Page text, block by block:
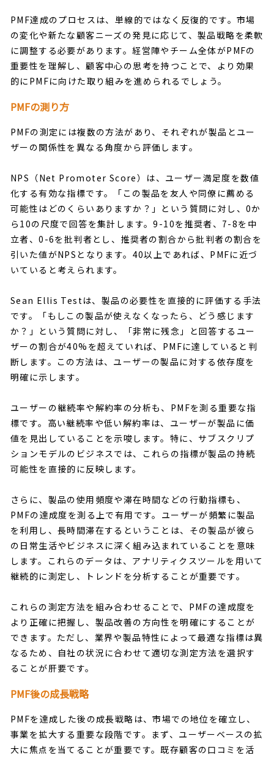
PMF達成のプロセスは、単線的ではなく反復的です。市場
の変化や新たな顧客ニーズの発見に応じて、製品戦略を柔軟
に調整する必要があります。経営陣やチーム全体がPMFの
重要性を理解し、顧客中心の思考を持つことで、より効果
的にPMFに向けた取り組みを進められるでしょう。
PMFの測り方
PMFの測定には複数の方法があり、それぞれが製品とユー
ザーの関係性を異なる角度から評価します。
NPS（Net Promoter Score）は、ユーザー満足度を数値
化する有効な指標です。「この製品を友人や同僚に薦める
可能性はどのくらいありますか？」という質問に対し、0か
ら10の尺度で回答を集計します。9-10を推奨者、7-8を中
立者、0-6を批判者とし、推奨者の割合から批判者の割合を
引いた値がNPSとなります。40以上であれば、PMFに近づ
いていると考えられます。
Sean Ellis Testは、製品の必要性を直接的に評価する手法
です。「もしこの製品が使えなくなったら、どう感じます
か？」という質問に対し、「非常に残念」と回答するユー
ザーの割合が40%を超えていれば、PMFに達していると判
断します。この方法は、ユーザーの製品に対する依存度を
明確に示します。
ユーザーの継続率や解約率の分析も、PMFを測る重要な指
標です。高い継続率や低い解約率は、ユーザーが製品に価
値を見出していることを示唆します。特に、サブスクリプ
ションモデルのビジネスでは、これらの指標が製品の持続
可能性を直接的に反映します。
さらに、製品の使用頻度や滞在時間などの行動指標も、
PMFの達成度を測る上で有用です。ユーザーが頻繁に製品
を利用し、長時間滞在するということは、その製品が彼ら
の日常生活やビジネスに深く組み込まれていることを意味
します。これらのデータは、アナリティクスツールを用いて
継続的に測定し、トレンドを分析することが重要です。
これらの測定方法を組み合わせることで、PMFの達成度を
より正確に把握し、製品改善の方向性を明確にすることが
できます。ただし、業界や製品特性によって最適な指標は異
なるため、自社の状況に合わせて適切な測定方法を選択す
ることが肝要です。
PMF後の成長戦略
PMFを達成した後の成長戦略は、市場での地位を確立し、
事業を拡大する重要な段階です。まず、ユーザーベースの拡
大に焦点を当てることが重要です。既存顧客の口コミを活